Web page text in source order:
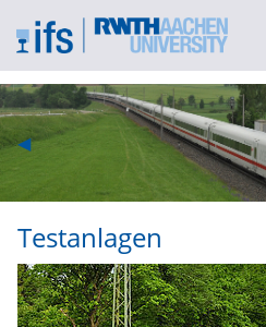
Previous Slide
◀︎
Testanlagen